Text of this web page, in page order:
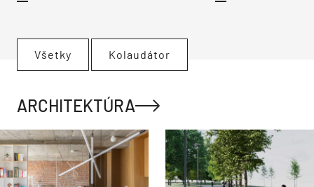
Všetky Kolaudátor
ARCHITEKTÚRA